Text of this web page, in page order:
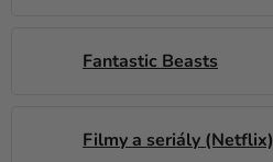
Fantastic Beasts
Filmy a seriály (Netflix)